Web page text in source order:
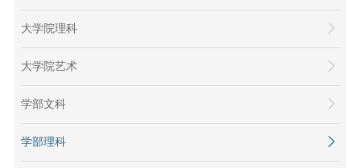
大学院理科
大学院艺术
学部文科
学部理科